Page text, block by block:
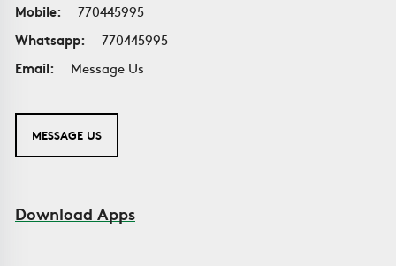
Mobile:
770445995
Whatsapp:
770445995
Email:
Message Us
MESSAGE US
Download Apps